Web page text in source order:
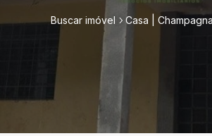
Buscar imóvel Casa |